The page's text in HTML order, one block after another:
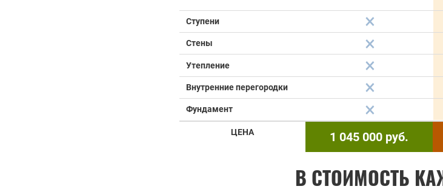
Ступени
Стены
Утепление
Внутренние перегородки
Фундамент
ЦЕНА 1 045 000 руб.
В СТОИМОСТЬ